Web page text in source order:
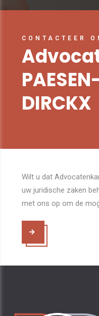
CONTACTEER
DIRCKX
Wilt u dat
uw juridische zaken
met ons op om de